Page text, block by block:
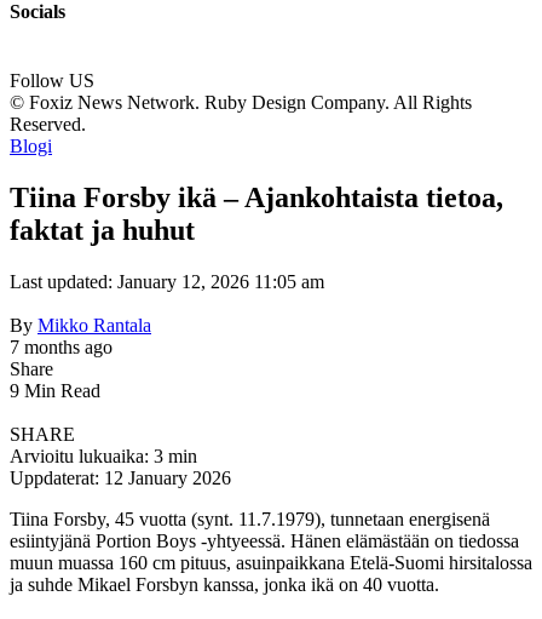
Socials
Follow US
© Foxiz News Network. Ruby Design Company. All Rights
Reserved.
Blogi
Tiina Forsby ikä – Ajankohtaista tietoa,
faktat ja huhut
Last updated: January 12, 2026 11:05 am
By Mikko Rantala
7 months ago
Share
9 Min Read
SHARE
Arvioitu lukuaika: 3 min
Uppdaterat: 12 January 2026
Tiina Forsby, 45 vuotta (synt. 11.7.1979), tunnetaan energisenä
esiintyjänä Portion Boys -yhtyeessä. Hänen elämästään on tiedossa
muun muassa 160 cm pituus, asuinpaikkana Etelä-Suomi hirsitalossa
ja suhde Mikael Forsbyn kanssa, jonka ikä on 40 vuotta.